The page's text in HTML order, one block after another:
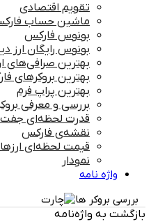
تقویم اقتصادی
ماشین حساب
بونوس فارکس
بونوس رایگان ارز
بهترین صرافی‌های
بهترین بروکرهای
بهترین پراپ‌ فرم
بررسی و معرفی
قدرت لحظه‌ای جفت
نقشه‌ی فارکس
قیمت لحظه‌ای
نمودار
واژه نامه
بررسی بروکر ها
بازگشت به واژه‌نامه